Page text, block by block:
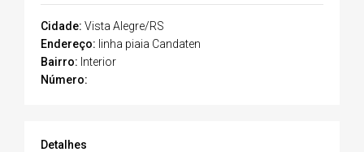
Cidade: Vista Alegre/RS
Endereço: linha piaia Candaten
Bairro: Interior
Número:
Detalhes